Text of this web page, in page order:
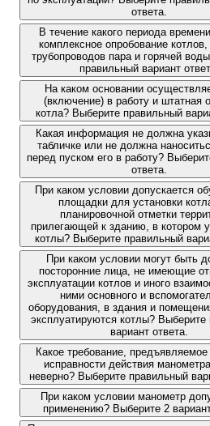
ответа.
В течение какого периода
комплексное опробование
трубопроводов пара и горячей
правильный вариант
На каком основании
(включение) в работу и штатная
котла? Выберите правильный
Какая информация не должна
табличке или не должна
перед пуском его в работу?
ответа.
При каком условии допускается
площадки для установки
планировочной отметки
прилегающей к зданию, в котором
котлы? Выберите правильный
При каком условии могут быть
посторонние лица, не имеющие
эксплуатации котлов и иного
ними основного и
оборудования, в здания и
эксплуатируются котлы? Выберите
вариант ответа.
Какое требование, предъявляемое
исправности действия
неверно? Выберите правильный
При каком условии манометр
применению? Выберите 2